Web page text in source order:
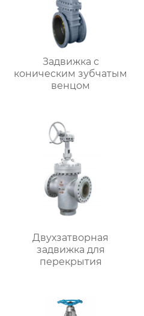
Задвижка с
коническим зубчатым
венцом
Двухзатворная
задвижка для
перекрытия